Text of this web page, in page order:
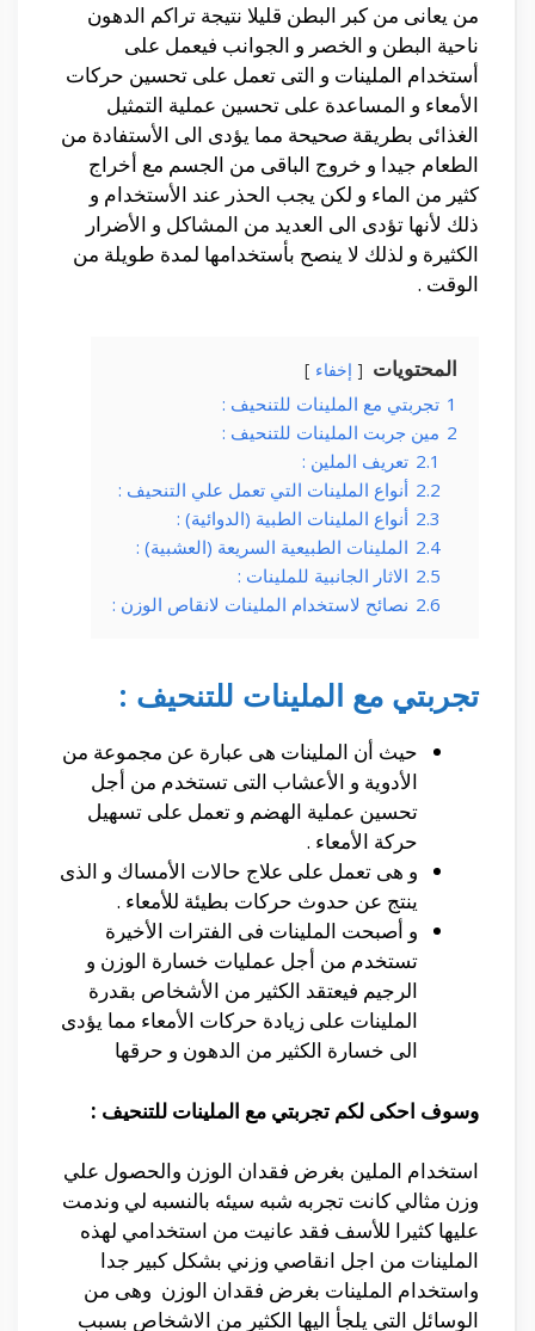
من يعانى من كبر البطن قليلا نتيجة تراكم الدهون
ناحية البطن و الخصر و الجوانب فيعمل على
أستخدام الملينات و التى تعمل على تحسين حركات
الأمعاء و المساعدة على تحسين عملية التمثيل
الغذائى بطريقة صحيحة مما يؤدى الى الأستفادة من
الطعام جيدا و خروج الباقى من الجسم مع أخراج
كثير من الماء و لكن يجب الحذر عند الأستخدام و
ذلك لأنها تؤدى الى العديد من المشاكل و الأضرار
الكثيرة و لذلك لا ينصح بأستخدامها لمدة طويلة من
الوقت .
المحتويات إخفاء
1 تجربتي مع الملينات للتنحيف :
2 مين جربت الملينات للتنحيف :
2.1 تعريف الملين :
2.2 أنواع الملينات التي تعمل علي التنحيف :
2.3 أنواع الملينات الطبية (الدوائية) :
2.4 الملينات الطبيعية السريعة (العشبية) :
2.5 الاثار الجانبية للملينات :
2.6 نصائح لاستخدام الملينات لانقاص الوزن :
تجربتي مع الملينات للتنحيف :
حيث أن الملينات هى عبارة عن مجموعة من
الأدوية و الأعشاب التى تستخدم من أجل
تحسين عملية الهضم و تعمل على تسهيل
حركة الأمعاء .
و هى تعمل على علاج حالات الأمساك و الذى
ينتج عن حدوث حركات بطيئة للأمعاء .
و أصبحت الملينات فى الفترات الأخيرة
تستخدم من أجل عمليات خسارة الوزن و
الرجيم فيعتقد الكثير من الأشخاص بقدرة
الملينات على زيادة حركات الأمعاء مما يؤدى
الى خسارة الكثير من الدهون و حرقها
وسوف احكى لكم تجربتي مع الملينات للتنحيف :
استخدام الملين بغرض فقدان الوزن والحصول علي
وزن مثالي كانت تجربه شبه سيئه بالنسبه لي وندمت
عليها كثيرا للأسف فقد عانيت من استخدامي لهذه
الملينات من اجل انقاصي وزني بشكل كبير جدا
واستخدام الملينات بغرض فقدان الوزن وهى من
الوسائل التي يلجأ اليها الكثير من الاشخاص بسبب